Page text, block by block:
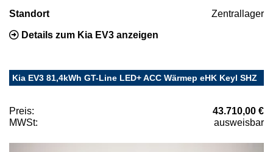
Standort Zentrallager
Details zum Kia EV3 anzeigen
Kia EV3 81,4kWh GT-Line LED+ ACC Wärmep eHK Keyl SHZ
Preis:
43.710,00 €
MWSt:
ausweisbar